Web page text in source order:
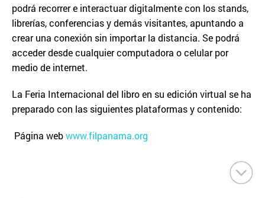
podrá recorrer e interactuar digitalmente con los stands,
librerías, conferencias y demás visitantes, apuntando a
crear una conexión sin importar la distancia. Se podrá
acceder desde cualquier computadora o celular por
medio de internet.
La Feria Internacional del libro en su edición virtual se ha
preparado con las siguientes plataformas y contenido:
Página webwww.filpanama.org